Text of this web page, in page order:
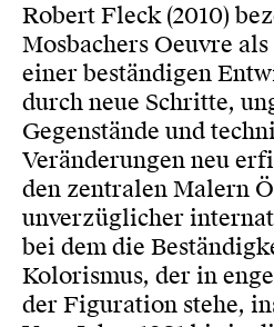
Robert Fleck (2010)
Mosbachers Oeuvre
einer beständigen
durch neue Schritte,
Gegenstände und
Veränderungen neu
den zentralen Malern
unverzüglicher
bei dem die
Kolorismus, der in
der Figuration stehe,